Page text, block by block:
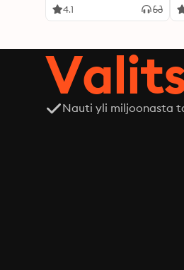
4.1
Nauti yli miljoonasta